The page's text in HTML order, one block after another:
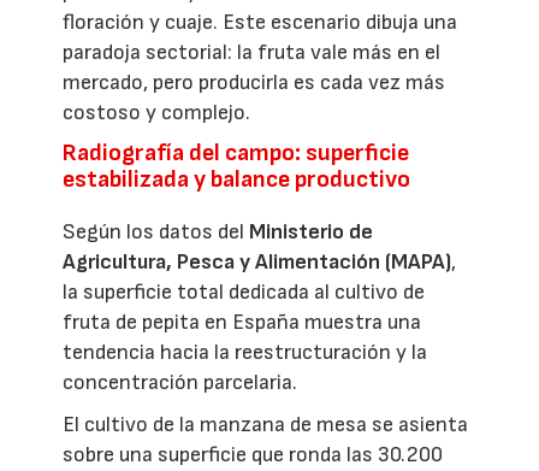
floración y cuaje. Este escenario dibuja una
paradoja sectorial: la fruta vale más en el
mercado, pero producirla es cada vez más
costoso y complejo.
Radiografía del campo: superficie
estabilizada y balance productivo
Según los datos del Ministerio de
Agricultura, Pesca y Alimentación (MAPA),
la superficie total dedicada al cultivo de
fruta de pepita en España muestra una
tendencia hacia la reestructuración y la
concentración parcelaria.
El cultivo de la manzana de mesa se asienta
sobre una superficie que ronda las 30.200